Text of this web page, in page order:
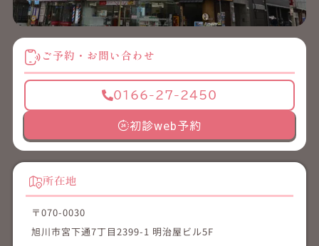
ご予約・お問い合わせ
0166-27-2450
初診web予約
所在地
〒070-0030
旭川市宮下通7丁目2399-1 明治屋ビル5F